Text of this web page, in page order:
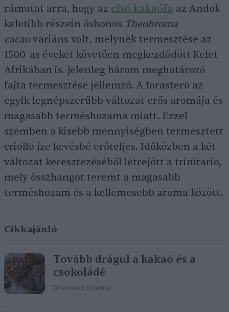
rámutat arra, hogy az első kakaófa az Andok
keletibb részein őshonos Theobroma
cacaovariáns volt, melynek termesztése az
1500-as éveket követően megkezdődött Kelet-
Afrikában is. Jelenleg három meghatározó
fajta termesztése jellemző. A forastero az
egyik legnépszerűbb változat erős aromája és
magasabb terméshozama miatt. Ezzel
szemben a kisebb mennyiségben termesztett
criollo íze kevésbé erőteljes. Időközben a két
változat keresztezéséből létrejött a trinitario,
mely összhangot teremt a magasabb
terméshozam és a kellemesebb aroma között.
Cikkajánló
Tovább drágul a kakaó és a
csokoládé
Greendex Szemle